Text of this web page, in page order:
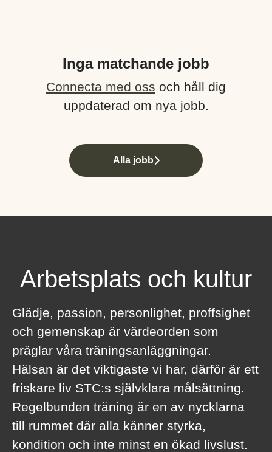
Inga matchande jobb
Connecta med oss och håll dig
uppdaterad om nya jobb.
Alla jobb
Arbetsplats och kultur
Glädje, passion, personlighet, proffsighet
och gemenskap är värdeorden som
präglar våra träningsanläggningar.
Hälsan är det viktigaste vi har, därför är ett
friskare liv STC:s självklara målsättning.
Regelbunden träning är en av nycklarna
till rummet där alla känner styrka,
kondition och inte minst en ökad livslust.